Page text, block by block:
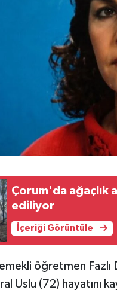
Çorum'da ağaçlık
ediliyor
İçeriği Görüntüle
öğretmen Fazlı
Uslu (72) hayatını